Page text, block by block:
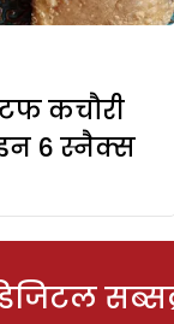
कचौरी
6 स्नैक्स